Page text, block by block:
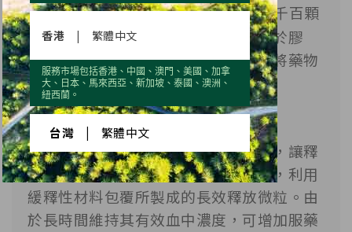
form，將一次的藥物劑量均勻分散在千百顆
微粒所形成的劑型，此種微粒可充填於膠
囊、條包中，依據不同的處分設計可將藥物
製成速放、腸溶或緩釋劑型。
微粒的特色，就是能將藥物均勻分散，讓釋
放面積增大，增加生體可用率。其中，利用
緩釋性材料包覆所製成的長效釋放微粒。由
於長時間維持其有效血中濃度，可增加服藥
香港 | 繁體中文
服務市場包括香港、中國、澳門、美國、加拿
大、日本、馬來西亞、新加坡、泰國、澳洲、
紐西蘭。
台灣 繁體中文